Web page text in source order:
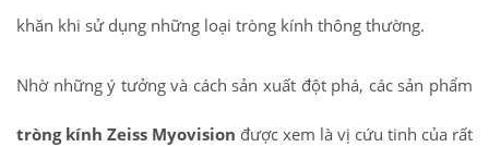
khăn khi sử dụng những loại tròng kính thông thường.
Nhờ những ý tưởng và cách sản xuất đột phá, các sản phẩm
tròng kính Zeiss Myovision được xem là vị cứu tinh của rất